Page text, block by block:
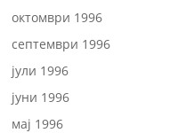
октомври 1996
септември 1996
јули 1996
јуни 1996
мај 1996